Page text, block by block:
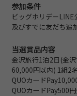
参加条件
ビッグホリデー
及びすでに友だち追
当選賞品内容
金沢旅行1泊2日(金
60,000円以内) 1組2
QUOカード
QUOカードPay500